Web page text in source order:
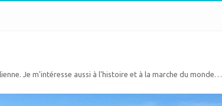
Je m'intéresse aussi à l'histoire et à la marche du monde…